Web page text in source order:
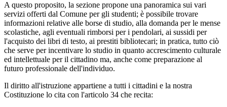
A questo proposito, la sezione propone una panoramica sui vari
servizi offerti dal Comune per gli studenti; è possibile trovare
informazioni relative alle borse di studio, alla domanda per le mense
scolastiche, agli eventuali rimborsi per i pendolari, ai sussidi per
l'acquisto dei libri di testo, ai prestiti bibliotecari; in pratica, tutto ciò
che serve per incentivare lo studio in quanto accrescimento culturale
ed intellettuale per il cittadino ma, anche come preparazione al
futuro professionale dell'individuo.
Il diritto all'istruzione appartiene a tutti i cittadini e la nostra
Costituzione lo cita con l'articolo 34 che recita: